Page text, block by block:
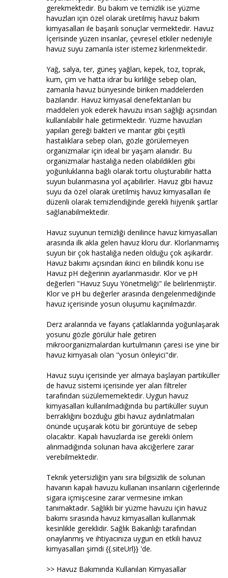
gerekmektedir. Bu bakım ve temizlik ise yüzme
havuzları için özel olarak üretilmiş havuz bakım
kimyasalları ile başarılı sonuçlar vermektedir. Havuz
İçerisinde yüzen insanlar, çevresel etkiler nedeniyle
havuz suyu zamanla ister istemez kirlenmektedir.
Yağ, salya, ter, güneş yağları, kepek, toz, toprak,
kum, çim ve hatta idrar bu kirliliğe sebep olan,
zamanla havuz bünyesinde biriken maddelerden
bazılarıdır. Havuz kimyasal denefektanları bu
maddeleri yok ederek havuzu insan sağlığı açısından
kullanılabilir hale getirmektedir. Yüzme havuzları
yapıları gereği bakteri ve mantar gibi çeşitli
hastalıklara sebep olan, gözle görülemeyen
organizmalar için ideal bir yaşam alanıdır. Bu
organizmalar hastalığa neden olabildikleri gibi
yoğunluklarına bağlı olarak tortu oluşturabilir hatta
suyun bulanmasına yol açabilirler. Havuz gibi havuz
suyu da özel olarak üretilmiş havuz kimyasalları ile
düzenli olarak temizlendiğinde gerekli hijyenik şartlar
sağlanabilmektedir.
Havuz suyunun temizliği denilince havuz kimyasalları
arasında ilk akla gelen havuz kloru dur. Klorlanmamış
suyun bir çok hastalığa neden olduğu çok aşikardır.
Havuz bakımı açısından ikinci en bilindik konu ise
Havuz pH değerinin ayarlanmasıdır. Klor ve pH
değerleri "Havuz Suyu Yönetmeliği" ile belirlenmiştir.
Klor ve pH bu değerler arasında dengelenmediğinde
havuz içerisinde yosun oluşumu kaçınılmazdır.
Derz aralarında ve fayans çatlaklarında yoğunlaşarak
yosunu gözle görülür hale getiren
mikroorganizmalardan kurtulmanın çaresi ise yine bir
havuz kimyasalı olan "yosun önleyici"dir.
Havuz suyu içerisinde yer almaya başlayan partiküller
de havuz sistemi içerisinde yer alan filtreler
tarafından süzülememektedir. Uygun havuz
kimyasalları kullanılmadığında bu partiküller suyun
berraklığını bozduğu gibi havuz aydınlatmaları
önünde uçuşarak kötü bir görüntüye de sebep
olacaktır. Kapalı havuzlarda ise gerekli önlem
alınmadığında solunan hava akciğerlere zarar
verebilmektedir.
Teknik yetersizliğin yanı sıra bilgisizlik de solunan
havanın kapalı havuzu kullanan insanların ciğerlerinde
sigara içmişcesine zarar vermesine imkan
tanımaktadır. Sağlıklı bir yüzme havuzu için havuz
bakımı sırasında havuz kimyasalları kullanmak
kesinlikle gereklidir. Sağlık Bakanlığı tarafından
onaylanmış ve ihtiyacınıza uygun en etkili havuz
kimyasalları şimdi {{.siteUrl}} 'de.
>> Havuz Bakımında Kullanılan Kimyasallar